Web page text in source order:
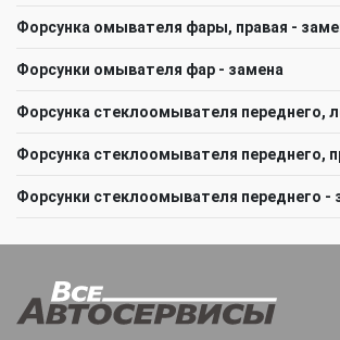
Форсунка омывателя фары, правая -
Форсунки омывателя фар - замена
Форсунка стеклоомывателя переднего,
Форсунка стеклоомывателя переднего,
Форсунки стеклоомывателя переднего -